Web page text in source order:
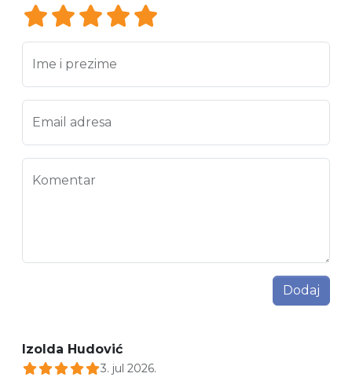
Ocena 5
Ocena 4
Ocena 3
Ocena 2
Ocena 1
Ime i prezime
Email adresa
Komentar
Dodaj
Izolda Hudović
3. jul 2026.